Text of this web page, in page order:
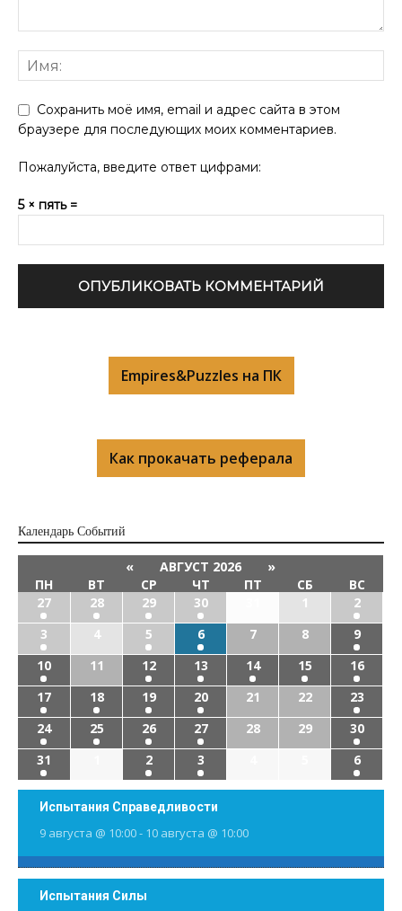
Сохранить моё имя, email и адрес сайта в этом
браузере для последующих моих комментариев.
Пожалуйста, введите ответ цифрами:
5 × пять =
Empires&Puzzles на ПК
Как прокачать реферала
Календарь Cобытий
« АВГУСТ 2026
»
ПН
ВТ СР ЧТ ПТ СБ
ВС
27
28 29 30 1
2
3
4 5 6 7 8
9
10
11 12 13 14 15
16
17
18 19 20 21 22
23
24
25 26 27 28 29
30
31
2 3 6
Испытания Справедливости
9 августа @ 10:00- 10 августа @ 10:00
Испытания Силы